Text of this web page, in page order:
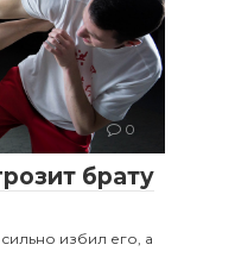
0
брату
избил его, а